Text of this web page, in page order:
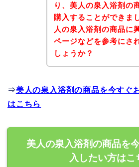
り、美人の泉入浴剤の
購入することができま
人の泉入浴剤の商品に
ページなどを参考にさ
しょうか？
⇒美人の泉入浴剤の商品を今すぐ
はこちら
美人の泉入浴剤の商品を
入したい方はこ